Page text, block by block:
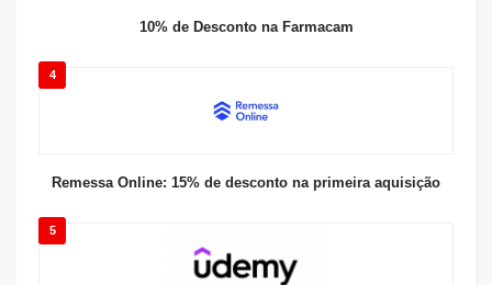
10% de Desconto na Farmacam
4
Remessa Online: 15% de desconto na primeira aquisição
5